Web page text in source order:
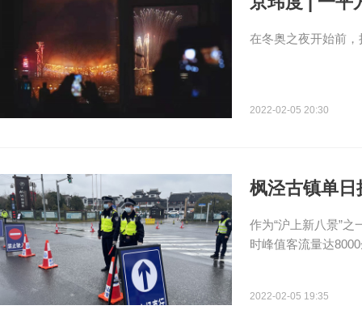
在冬奥之夜开始前，
2022-02-05 20:30
枫泾古镇单
作为“沪上新八景”
时峰值客流量达
2022-02-05 19:35